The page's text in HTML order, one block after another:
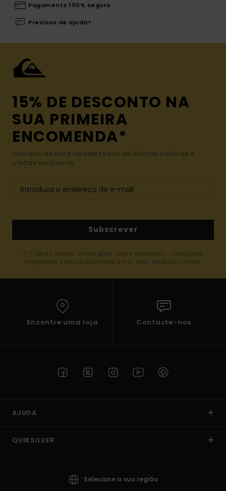
Pagamento 100% seguro
Precisas de ajuda?
15% DE DESCONTO NA
SUA PRIMEIRA
ENCOMENDA*
Inscreva-se para receber todas as últimas notícias e
ofertas exclusivas.
Subscrever
(*) Oferta válida online para novos membros - Condições
completas estão disponíveis em e-mail de boas-vindas
Encontre uma loja Contacte-nos
AJUDA
QUIKSILVER
Selecione a sua região